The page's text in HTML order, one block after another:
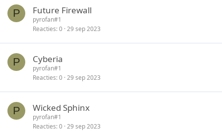
P Future Firewall
pyrofan#1
Reacties 0 29 sep 2023
P Cyberia
pyrofan#1
Reacties 0 29 sep 2023
P Wicked Sphinx
pyrofan#1
Reacties 0 29 sep 2023